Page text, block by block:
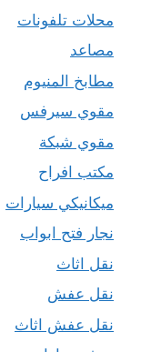
محلات تلفونات
مصاعد
مطابخ المنيوم
مقوي سيرفس
مقوي شبكة
مكتب افراح
ميكانيكي سيارات
نجار فتح ابواب
نقل اثاث
نقل عفش
نقل عفش اثاث